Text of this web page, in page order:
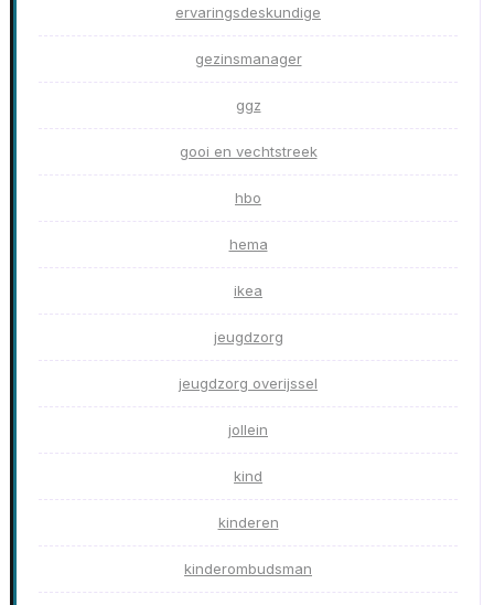
ervaringsdeskundige
gezinsmanager
ggz
gooi en vechtstreek
hbo
hema
ikea
jeugdzorg
jeugdzorg overijssel
jollein
kind
kinderen
kinderombudsman